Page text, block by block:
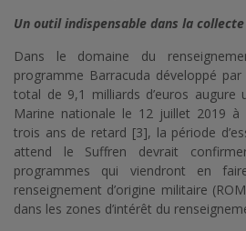
Un outil indispensable dans la
Dans le domaine du
programme Barracuda développé
total de 9,1 milliards d’euros augure
Marine nationale le 12 juillet 2019 à
trois ans de retard [3], la période
attend le Suffren devrait
programmes qui viendront en
renseignement d’origine militaire
dans les zones d’intérêt du